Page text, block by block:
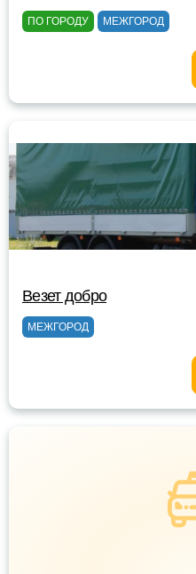
ПО ГОРОДУ МЕЖГОРОД
Везет добро
МЕЖГОРОД